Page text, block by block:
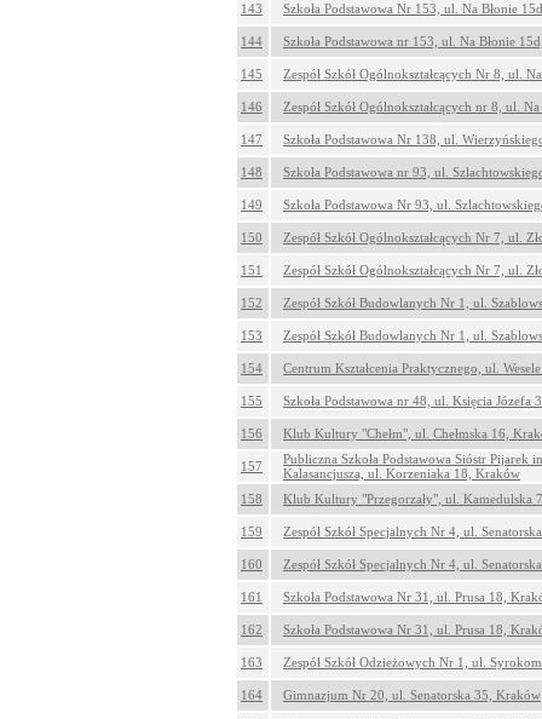
143 Szkoła Podstawowa Nr 153, ul. Na Błonie
144 Szkoła Podstawowa nr 153, ul. Na Błonie
145 Zespół Szkół Ogólnokształcących Nr 8, ul.
146 Zespół Szkół Ogólnokształcących nr 8, ul.
147 Szkoła Podstawowa Nr 138, ul.
148 Szkoła Podstawowa nr 93, ul.
149 Szkoła Podstawowa Nr 93, ul.
150 Zespół Szkół Ogólnokształcących Nr 7, ul.
151 Zespół Szkół Ogólnokształcących Nr 7, ul.
152 Zespół Szkół Budowlanych Nr 1, ul.
153 Zespół Szkół Budowlanych Nr 1, ul.
154 Centrum Kształcenia Praktycznego, ul.
155 Szkoła Podstawowa nr 48, ul. Księcia Józefa
156 Klub Kultury "Chełm", ul. Chełmska 16,
157
Publiczna Szkoła Podstawowa Sióstr Pijarek
Kalasancjusza, ul. Korzeniaka 18, Kraków
158
Klub Kultury "Przegorzały", ul. Kamedulska
159 Zespół Szkół Specjalnych Nr 4, ul.
160 Zespół Szkół Specjalnych Nr 4, ul.
161 Szkoła Podstawowa Nr 31, ul. Prusa 18,
162 Szkoła Podstawowa Nr 31, ul. Prusa 18,
163 Zespół Szkół Odzieżowych Nr 1, ul.
164 Gimnazjum Nr 20, ul. Senatorska 35, Kraków